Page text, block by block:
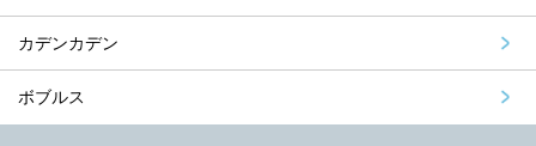
カデンカデン
ボブルス